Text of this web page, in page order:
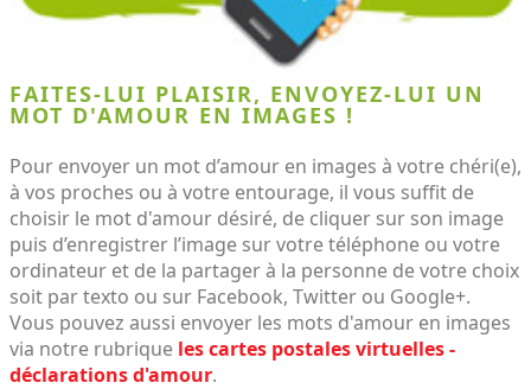
FAITES-LUI PLAISIR, ENVOYEZ-LUI UN
MOT D'AMOUR EN IMAGES !
Pour envoyer un mot d’amour en images à votre chéri(e),
à vos proches ou à votre entourage, il vous suffit de
choisir le mot d'amour désiré, de cliquer sur son image
puis d’enregistrer l’image sur votre téléphone ou votre
ordinateur et de la partager à la personne de votre choix
soit par texto ou sur Facebook, Twitter ou Google+.
Vous pouvez aussi envoyer les mots d'amour en images
via notre rubrique les cartes postales virtuelles -
déclarations d'amour.